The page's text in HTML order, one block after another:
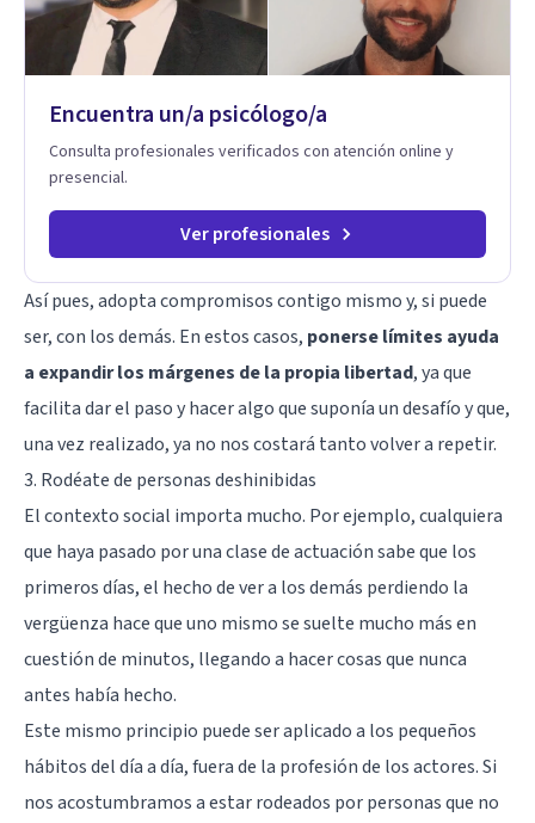
Encuentra un/a psicólogo/a
Consulta profesionales verificados con atención online y
presencial.
Ver profesionales
Así pues, adopta compromisos contigo mismo y, si puede
ser, con los demás. En estos casos, ponerse límites ayuda
a expandir los márgenes de la propia libertad, ya que
facilita dar el paso y hacer algo que suponía un desafío y que,
una vez realizado, ya no nos costará tanto volver a repetir.
3. Rodéate de personas deshinibidas
El contexto social importa mucho. Por ejemplo, cualquiera
que haya pasado por una clase de actuación sabe que los
primeros días, el hecho de ver a los demás perdiendo la
vergüenza hace que uno mismo se suelte mucho más en
cuestión de minutos, llegando a hacer cosas que nunca
antes había hecho.
Este mismo principio puede ser aplicado a los pequeños
hábitos del día a día, fuera de la profesión de los actores. Si
nos acostumbramos a estar rodeados por personas que no